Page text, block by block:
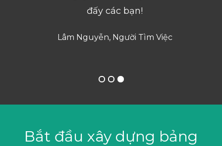
đấy các bạn!
Lâm Nguyễn, Người Tìm Việc
Bắt đầu xây dựng bảng